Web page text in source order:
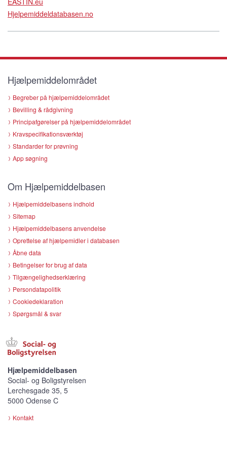
Hjelpemiddeldatabasen.no
Hjælpemiddelområdet
Begreber på hjælpemiddelområdet
Bevilling & rådgivning
Principafgørelser på hjælpemiddelområdet
Kravspecifikationsværktøj
Standarder for prøvning
App søgning
Om Hjælpemiddelbasen
Hjælpemiddelbasens indhold
Sitemap
Hjælpemiddelbasens anvendelse
Oprettelse af hjælpemidler i databasen
Åbne data
Betingelser for brug af data
Tilgængelighedserklæring
Persondatapolitik
Cookiedeklaration
Spørgsmål & svar
Hjælpemiddelbasen
Social- og Boligstyrelsen
Lerchesgade 35, 5
5000 Odense C
Kontakt